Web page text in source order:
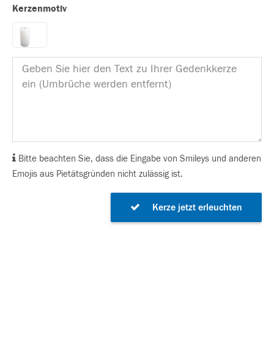
Kerzenmotiv
Bitte beachten Sie, dass die Eingabe von Smileys und anderen
Emojis aus Pietätsgründen nicht zulässig ist.
Kerze jetzt erleuchten